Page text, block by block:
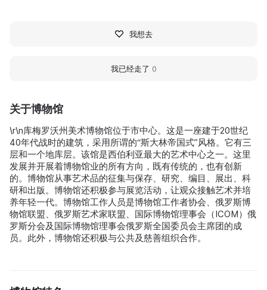
关于博物馆
\r\n库梅罗沃州美术博物馆位于市中心。这是一座建于20世纪
40年代战时的建筑，采用所谓的“斯大林帝国式”风格。它有三
层和一个地库层。该馆是西伯利亚最大的艺术中心之一。这里
发展并开展着博物馆业的所有方向，既有传统的，也有创新
的。博物馆从事艺术品的征集与保存、研究、编目、展出、科
研和出版。博物馆还积极参与展览活动，让观众接触艺术并培
养年轻一代。博物馆工作人员是博物馆工作者协会、俄罗斯博
物馆联盟、俄罗斯艺术家联盟、国际博物馆理事会（ICOM）俄
罗斯分会及国际博物馆理事会俄罗斯全国委员会主席团的成
员。此外，博物馆还积极与公共及慈善组织合作。
我想去
我已经走了 0